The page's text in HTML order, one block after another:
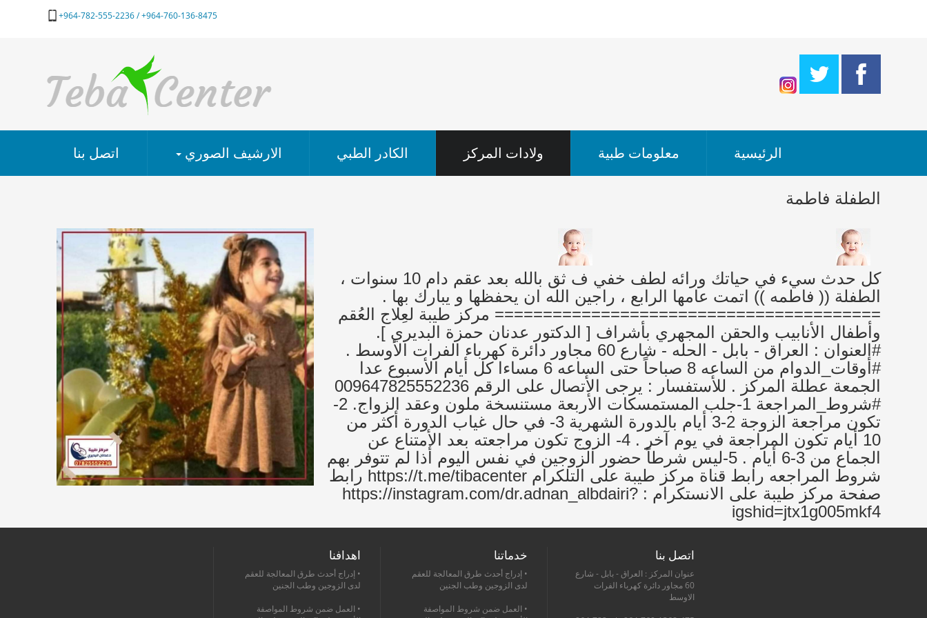
964-760-136-8475+ / 964-782-555-2236+
اتصل بنا الارشيف الصوري الكادر الطبي ولادات المركز معلومات طبية الرئيسية
الطفلة فاطمة
كل حدث سيء في حياتك ورائه لطف خفي ف ثق بالله بعد عقم دام 10 سنوات ،
الطفلة (( فاطمه )) اتمت عامها الرابع ، راجين الله ان يحفظها و يبارك بها .
======================================== مركز طيبة لعِلاج العُقم
وأطفال الأنابيب والحقن المجهري بأشراف [ الدكتور عدنان حمزة البديري ].
#العنوان : العراق - بابل - الحله - شارع 60 مجاور دائرة كهرباء الفرات الأوسط .
#أوقات_الدوام من الساعه 8 صباحاً حتى الساعه 6 مساءا كل أيام الأسبوع عدا
الجمعة عطلة المركز . للأستفسار : يرجى الأتصال على الرقم 009647825552236
#شروط_المراجعة 1-جلب المستمسكات الأربعة مستنسخة ملون وعقد الزواج. 2-
تكون مراجعة الزوجة 2-3 أيام بالدورة الشهرية 3- في حال غياب الدورة أكثر من
10 أيام تكون المراجعة في يوم آخر . 4- الزوج تكون مراجعته بعد الأمتناع عن
الجماع من 3-6 أيام . 5-ليس شرطاً حضور الزوجين في نفس اليوم أذا لم تتوفر بهم
شروط المراجعه رابط قناة مركز طيبة على التلكرام ‏https://t.me/tibacenter رابط
صفحة مركز طيبة على الانستكرام : ‏https://instagram.com/dr.adnan_albdairi?
igshid=jtx1g005mkf4
اهدافنا
• إدراج أحدث طرق المعالجة للعقم
لدى الزوجين وطب الجنين
• العمل ضمن شروط المواصفة
خدماتنا
• إدراج أحدث طرق المعالجة للعقم
لدى الزوجين وطب الجنين
• العمل ضمن شروط المواصفة
اتصل بنا
عنوان المركز : العراق - بابل - شارع
60 مجاور دائرة كهرباء الفرات
الاوسط